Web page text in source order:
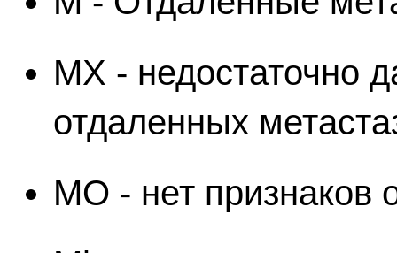
MX - недостаточно
отдаленных
МО - нет признаков